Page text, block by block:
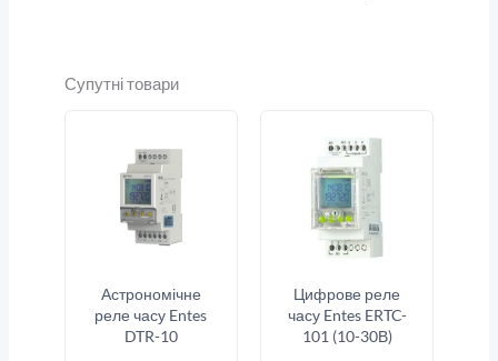
Супутні товари
Астрономічне
реле часу Entes
DTR-10
Цифрове реле
часу Entes ERTC-
101 (10-30В)